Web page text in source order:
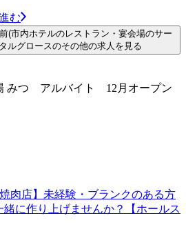
む
(市内ホテルのレストラン・宴会場のサー
ルグロースのその他の求人を見る
みつ アルバイト 12月オープン
肉店】未経験・ブランクのある方
緒に作り上げませんか？【ホールス